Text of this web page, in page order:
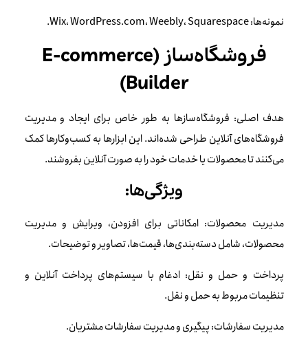
نمونه‌ها: Wix، WordPress.com، Weebly، Squarespace.
فروشگاه‌ساز (E-commerce
Builder)
هدف اصلی: فروشگاه‌سازها به طور خاص برای ایجاد و مدیریت
فروشگاه‌های آنلاین طراحی شده‌اند. این ابزارها به کسب‌وکارها کمک
می‌کنند تا محصولات یا خدمات خود را به صورت آنلاین بفروشند.
ویژگی‌ها:
مدیریت محصولات: امکاناتی برای افزودن، ویرایش و مدیریت
محصولات، شامل دسته‌بندی‌ها، قیمت‌ها، تصاویر و توضیحات.
پرداخت و حمل و نقل: ادغام با سیستم‌های پرداخت آنلاین و
تنظیمات مربوط به حمل و نقل.
مدیریت سفارشات: پیگیری و مدیریت سفارشات مشتریان.